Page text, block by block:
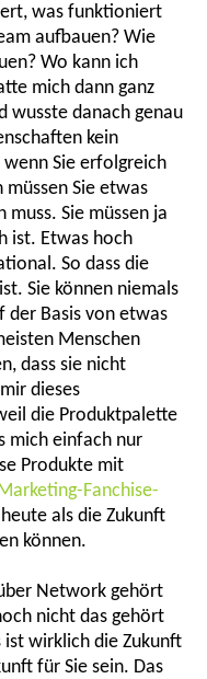
was funktioniert
aufbauen? Wie
Wo kann ich
mich dann ganz
wusste danach genau
kein
Sie erfolgreich
Sie etwas
Sie müssen ja
ist. Etwas hoch
So dass die
Sie können niemals
der Basis von etwas
Menschen
dass sie nicht
dieses
die Produktpalette
mich einfach nur
Produkte mit
Fanchise-
als die Zukunft
können.
Network gehört
nicht das gehört
ist wirklich die Zukunft
für Sie sein. Das